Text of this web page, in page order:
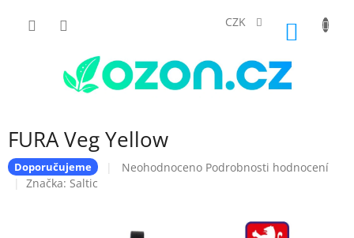
CZK
FURA Veg Yellow
Doporučujeme
Průměrné
Neohodnoceno Podrobnosti hodnocení
Značka: Saltic